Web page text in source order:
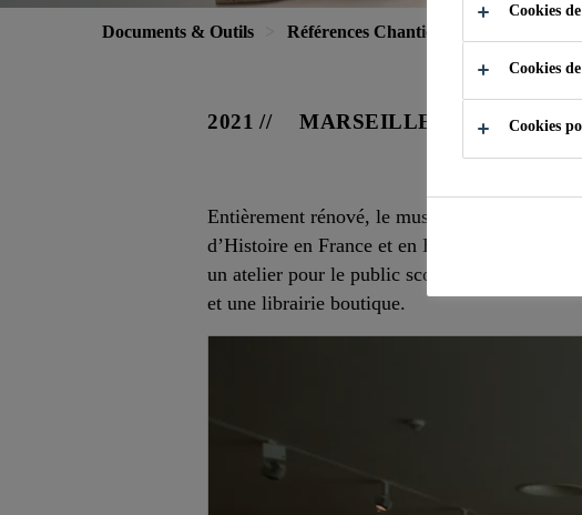
Documents & Outils Références Chantiers
2021 MARSEILLE
Entièrement rénové, le musée d’Histoire de
d’Histoire en France et en Europe. Le
un atelier pour le public scolaire, un
et une librairie boutique.
Cookies
Cookies
Cookies